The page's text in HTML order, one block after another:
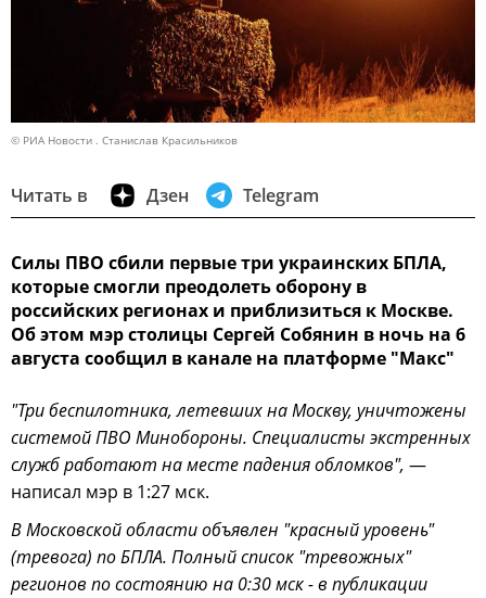
© РИА Новости . Станислав Красильников
Читать в Дзен Telegram
Силы ПВО сбили первые три украинских БПЛА,
которые смогли преодолеть оборону в
российских регионах и приблизиться к Москве.
Об этом мэр столицы Сергей Собянин в ночь на 6
августа сообщил в канале на платформе "Макс"
"Три беспилотника, летевших на Москву, уничтожены
системой ПВО Минобороны. Специалисты экстренных
служб работают на месте падения обломков", —
написал мэр в 1:27 мск.
В Московской области объявлен "красный уровень"
(тревога) по БПЛА. Полный список "тревожных"
регионов по состоянию на 0:30 мск - в публикации